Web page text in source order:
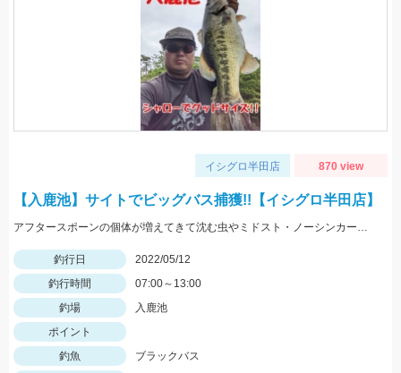
イシグロ半田店 870 view
【入鹿池】サイトでビッグバス捕獲!!【イシグロ半田店】
アフタースポーンの個体が増えてきて沈む虫やミドスト・ノーシンカーに好反応!! 1.3ｇジグヘッドのスーパーホバリングフィッシュミドストで釣れました!!
釣行日
2022/05/12
釣行時間
07:00～13:00
釣場
入鹿池
ポイント
釣魚
ブラックバス